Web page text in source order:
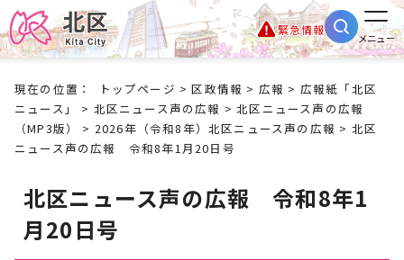
緊急情報
メニュー
現在の位置： トップページ >区政情報 > 広報 > 広報紙「北区
ニュース」
> 北区ニュース声の広報 >北区ニュース声の広報
（MP3版）
> 2026年（令和8年）北区ニュース声の広報 > 北区
ニュース声の広報 令和8年1月20日号
北区ニュース声の広報 令和8年1
月20日号